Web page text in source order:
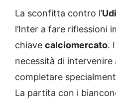
La sconfitta contro l’
l’Inter a fare riflessioni
chiave calciomercato.
necessità di intervenire
completare
La partita con i